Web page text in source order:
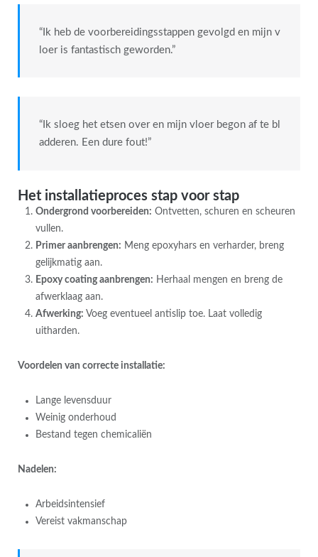
“Ik heb de voorbereidingsstappen gevolgd en mijn v
loer is fantastisch geworden.”
“Ik sloeg het etsen over en mijn vloer begon af te bl
adderen. Een dure fout!”
Het installatieproces stap voor stap
Ondergrond voorbereiden: Ontvetten, schuren en scheuren
vullen.
Primer aanbrengen: Meng epoxyhars en verharder, breng
gelijkmatig aan.
Epoxy coating aanbrengen: Herhaal mengen en breng de
afwerklaag aan.
Afwerking: Voeg eventueel antislip toe. Laat volledig
uitharden.
Voordelen van correcte installatie:
Lange levensduur
Weinig onderhoud
Bestand tegen chemicaliën
Nadelen:
Arbeidsintensief
Vereist vakmanschap